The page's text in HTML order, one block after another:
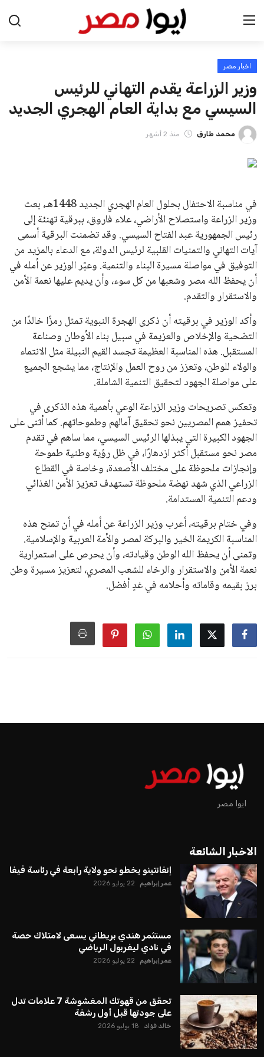
الرئيسية
اخبار مصر
عرب وعالم
اقتصاد
منوعات
فن وثقافة
علوم وتكنولوجيا
حوادث
محافظات
اخبار مصر
وزير الزراعة يقدم التهاني للرئيس
السيسي مع بداية العام الهجري الجديد
محمد طارق منذ 2 أشهر
في مناسبة الاحتفال بحلول العام الهجري الجديد 1448هـ، بعث
وزير الزراعة واستصلاح الأراضي، علاء فاروق، ببرقية تهنئة إلى
رئيس الجمهورية عبد الفتاح السيسي. وقد تضمنت البرقية أسمى
آيات التهاني والتمنيات القلبية لرئيس الدولة، مع الدعاء بالمزيد من
التوفيق في مواصلة مسيرة البناء والتنمية. وعبّر الوزير عن أمله في
أن يحفظ الله مصر وشعبها من كل سوء، وأن يديم عليها نعمة الأمن
والاستقرار والتقدم.
وأكد الوزير في برقيته أن ذكرى الهجرة النبوية تمثل رمزًا خالدًا من
التضحية والإخلاص والعزيمة في سبيل بناء الأوطان وصناعة
المستقبل. هذه المناسبة العظيمة تجسد القيم النبيلة مثل الانتماء
والولاء للوطن، وتعزز من روح العمل والإنتاج، مما يشجع الجميع
على مواصلة الجهود لتحقيق التنمية الشاملة.
وتعكس تصريحات وزير الزراعة الوعي بأهمية هذه الذكرى في
تحفيز همم المصريين نحو تحقيق آمالهم وطموحاتهم. كما أثنى على
الجهود الكبيرة التي يبذلها الرئيس السيسي، مما ساهم في تقدم
مصر نحو مستقبل أكثر ازدهارًا، في ظل رؤية وطنية طموحة
وإنجازات ملحوظة على مختلف الأصعدة، وخاصة في القطاع
الزراعي الذي شهد نهضة ملحوظة تستهدف تعزيز الأمن الغذائي
ودعم التنمية المستدامة.
وفي ختام برقيته، أعرب وزير الزراعة عن أمله في أن تمنح هذه
المناسبة الكريمة الخير والبركة لمصر والأمة العربية والإسلامية.
وتمنى أن يحفظ الله الوطن وقيادته، وأن يحرص على استمرارية
نعمة الأمن والاستقرار والرخاء للشعب المصري، لتعزيز مسيرة وطن
برز بقيمه وقاماته وأحلامه في غدٍ أفضل.
ايوا مصر
الاخبار الشائعة
إنفانتينو يخطو نحو ولاية رابعة في رئاسة فيفا
عمر إبراهيم 22 يوليو 2026
مستثمر هندي بريطاني يسعى لامتلاك حصة
في نادي ليفربول الرياضي
عمر إبراهيم 22 يوليو 2026
تحقق من قهوتك المغشوشة 7 علامات تدل
على جودتها قبل أول رشفة
خالد فؤاد 18 يوليو 2026